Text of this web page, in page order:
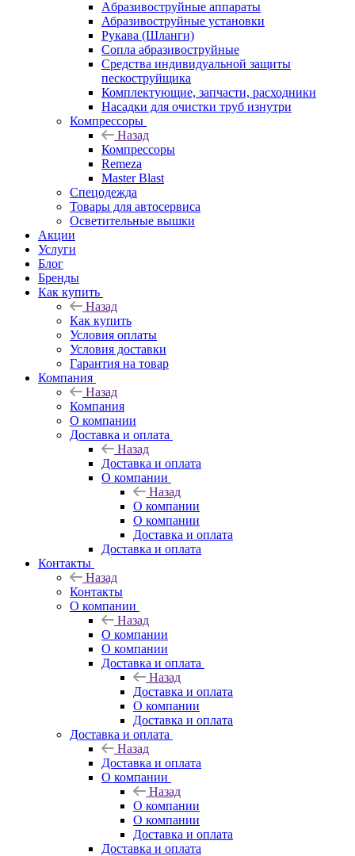
Aбразивоструйные аппараты
Абразивоструйные установки
Рукава (Шланги)
Сопла абразивоструйные
Средства индивидуальной защиты
пескоструйщика
Комплектующие, запчасти, расходники
Насадки для очистки труб изнутри
Компрессоры
Назад
Компрессоры
Remeza
Master Blast
Спецодежда
Товары для автосервиса
Осветительные вышки
Акции
Услуги
Блог
Бренды
Как купить
Назад
Как купить
Условия оплаты
Условия доставки
Гарантия на товар
Компания
Назад
Компания
О компании
Доставка и оплата
Назад
Доставка и оплата
О компании
Назад
О компании
О компании
Доставка и оплата
Доставка и оплата
Контакты
Назад
Контакты
О компании
Назад
О компании
О компании
Доставка и оплата
Назад
Доставка и оплата
О компании
Доставка и оплата
Доставка и оплата
Назад
Доставка и оплата
О компании
Назад
О компании
О компании
Доставка и оплата
Доставка и оплата